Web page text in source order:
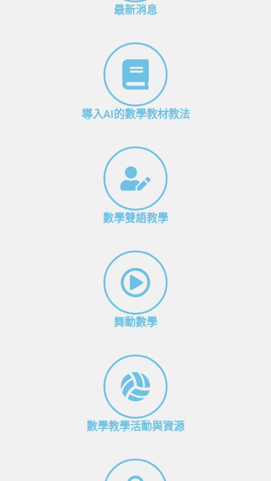
最新消息
導入AI的數學教材教法
數學雙語教學
舞動數學
數學教學活動與資源